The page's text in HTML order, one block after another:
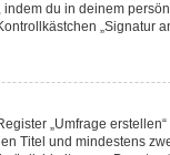
du in deinem
„Signatur
„Umfrage
Titel und mindestens